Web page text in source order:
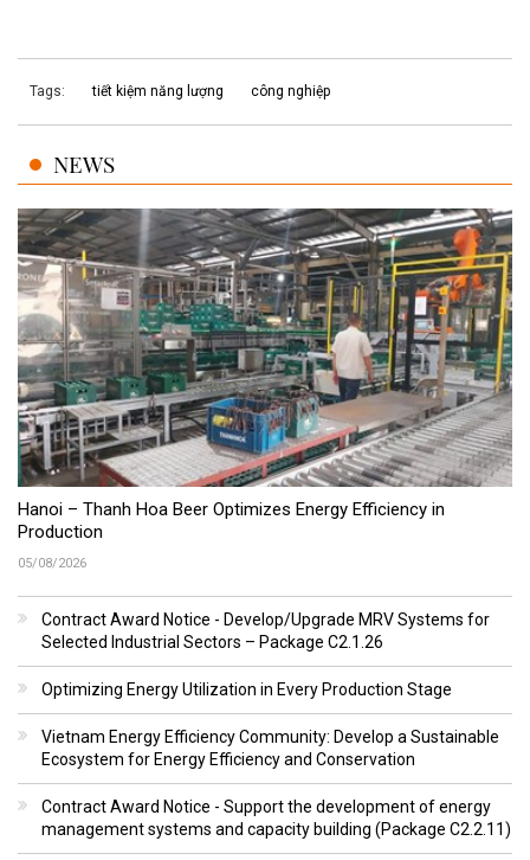
Tags: tiết kiệm năng lượng công nghiệp
NEWS
Hanoi – Thanh Hoa Beer Optimizes Energy Efficiency in
Production
05/08/2026
Contract Award Notice - Develop/Upgrade MRV Systems for
Selected Industrial Sectors – Package C2.1.26
Optimizing Energy Utilization in Every Production Stage
Vietnam Energy Efficiency Community: Develop a Sustainable
Ecosystem for Energy Efficiency and Conservation
Contract Award Notice - Support the development of energy
management systems and capacity building (Package C2.2.11)